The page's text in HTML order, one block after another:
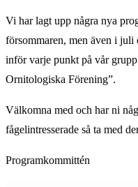
Vi har lagt upp några nya
försommaren, men även i
inför varje punkt på vår
Ornitologiska Förening”.
Välkomna med och har ni
fågelintresserade så ta med
Programkommittén